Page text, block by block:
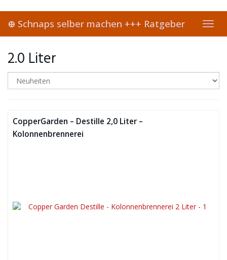
to
main
content
⊕ Schnaps selber machen +++ Ratgeber
2.0 Liter
CopperGarden – Destille 2,0 Liter –
Kolonnenbrennerei